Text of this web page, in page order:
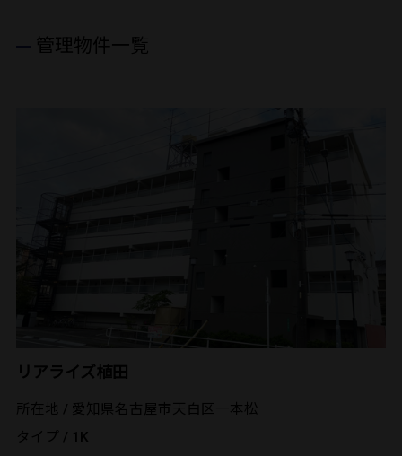
管理物件一覧
リアライズ植田
所在地 / 愛知県名古屋市天白区一本松
タイプ / 1K